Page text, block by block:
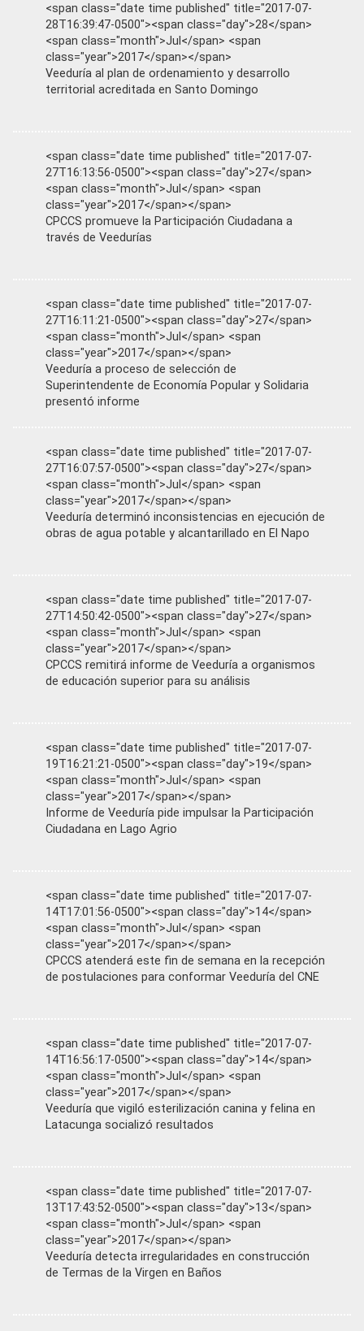
<span class="date time published" title="2017-07-
28T16:39:47-0500"><span class="day">28</span>
<span class="month">Jul</span> <span
class="year">2017</span></span>
Veeduría al plan de ordenamiento y desarrollo
territorial acreditada en Santo Domingo
<span class="date time published" title="2017-07-
27T16:13:56-0500"><span class="day">27</span>
<span class="month">Jul</span> <span
class="year">2017</span></span>
CPCCS promueve la Participación Ciudadana a
través de Veedurías
<span class="date time published" title="2017-07-
27T16:11:21-0500"><span class="day">27</span>
<span class="month">Jul</span> <span
class="year">2017</span></span>
Veeduría a proceso de selección de
Superintendente de Economía Popular y Solidaria
presentó informe
<span class="date time published" title="2017-07-
27T16:07:57-0500"><span class="day">27</span>
<span class="month">Jul</span> <span
class="year">2017</span></span>
Veeduría determinó inconsistencias en ejecución de
obras de agua potable y alcantarillado en El Napo
<span class="date time published" title="2017-07-
27T14:50:42-0500"><span class="day">27</span>
<span class="month">Jul</span> <span
class="year">2017</span></span>
CPCCS remitirá informe de Veeduría a organismos
de educación superior para su análisis
<span class="date time published" title="2017-07-
19T16:21:21-0500"><span class="day">19</span>
<span class="month">Jul</span> <span
class="year">2017</span></span>
Informe de Veeduría pide impulsar la Participación
Ciudadana en Lago Agrio
<span class="date time published" title="2017-07-
14T17:01:56-0500"><span class="day">14</span>
<span class="month">Jul</span> <span
class="year">2017</span></span>
CPCCS atenderá este fin de semana en la recepción
de postulaciones para conformar Veeduría del CNE
<span class="date time published" title="2017-07-
14T16:56:17-0500"><span class="day">14</span>
<span class="month">Jul</span> <span
class="year">2017</span></span>
Veeduría que vigiló esterilización canina y felina en
Latacunga socializó resultados
<span class="date time published" title="2017-07-
13T17:43:52-0500"><span class="day">13</span>
<span class="month">Jul</span> <span
class="year">2017</span></span>
Veeduría detecta irregularidades en construcción
de Termas de la Virgen en Baños